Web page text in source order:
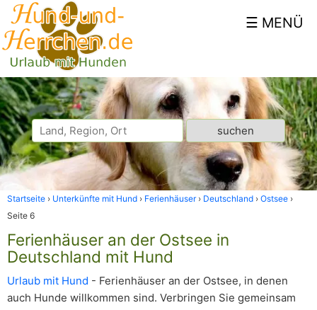
Startseite Unterkünfte mit Hund Ferienhäuser Deutschland
Ostsee
Seite 6
Ferienhäuser an der Ostsee in
Deutschland mit Hund
Urlaub mit Hund - Ferienhäuser an der Ostsee, in denen
auch Hunde willkommen sind. Verbringen Sie gemeinsam